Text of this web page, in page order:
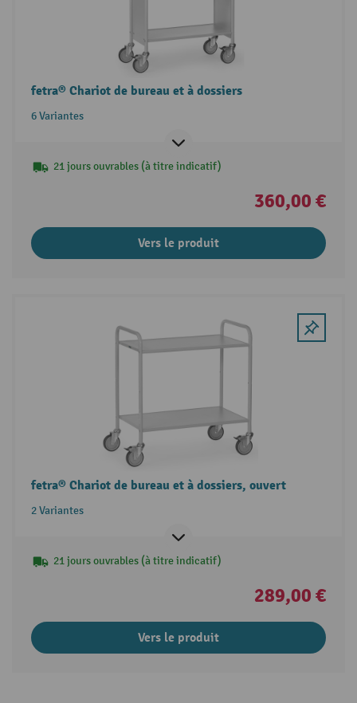
fetra® Chariot de bureau et à dossiers
6 Variantes
21 jours ouvrables (à titre indicatif)
360,00 €
Vers le produit
fetra® Chariot de bureau et à dossiers, ouvert
2 Variantes
21 jours ouvrables (à titre indicatif)
289,00 €
Vers le produit